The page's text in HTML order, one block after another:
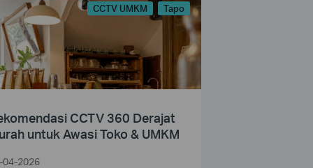
CCTV UMKM
Tapo
CCTV 360 Derajat
untuk Awasi Toko & UMKM
04-2026